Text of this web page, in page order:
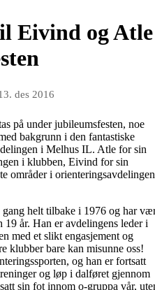
Eivind og Atle
des 2016
på under jubileumsfesten, noe
bakgrunn i den fantastiske
i Melhus IL. Atle for sin
i klubben, Eivind for sin
områder i
helt tilbake i 1976 og har
år. Han er avdelingens leder i
med et slikt engasjement og
klubber bare kan misunne oss!
og han er fortsatt
og løp i dalføret gjennom
sin fot innom o-gruppa vår,